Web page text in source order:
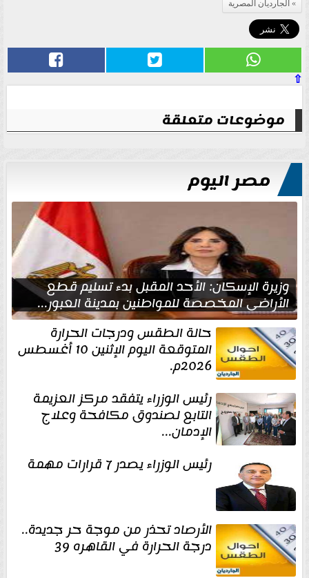
الجارديان المصرية
⇧
موضوعات متعلقة
مصر اليوم
وزيرة الإسكان: الأحد المقبل بدء تسليم قطع
الأراضي المخصصة للمواطنين بمدينة العبور...
حالة الطقس ودرجات الحرارة
المتوقعة اليوم الإثنين 10 أغسطس
2026م.
رئيس الوزراء يتفقد مركز العزيمة
التابع لصندوق مكافحة وعلاج
الإدمان...
رئيس الوزراء يصدر 7 قرارات مهمة
الأرصاد تحذر من موجة حر جديدة..
درجة الحرارة في القاهره 39